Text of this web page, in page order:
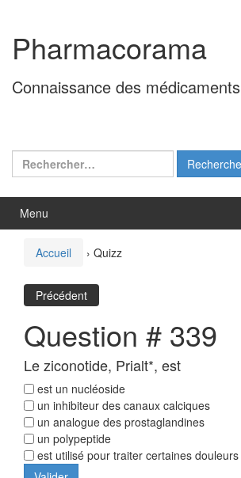
contenu
menu
principal
Pharmacorama
Connaissance des médicaments
Rechercher :
Menu
Accueil › Quizz
Précédent
Question # 339
Le ziconotide, Prialt*, est
est un nucléoside
un inhibiteur des canaux calciques
un analogue des prostaglandines
un polypeptide
est utilisé pour traiter certaines douleurs